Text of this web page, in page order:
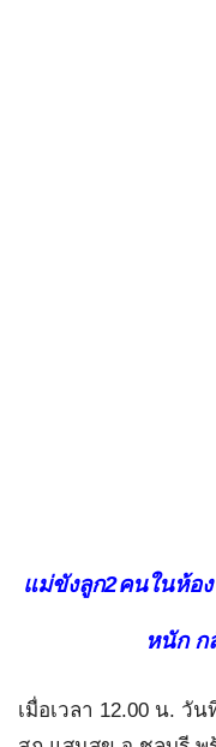
แม่ขังลูก2คนในห้อ
หนัก ก
เมื่อเวลา 12.00 น. วั